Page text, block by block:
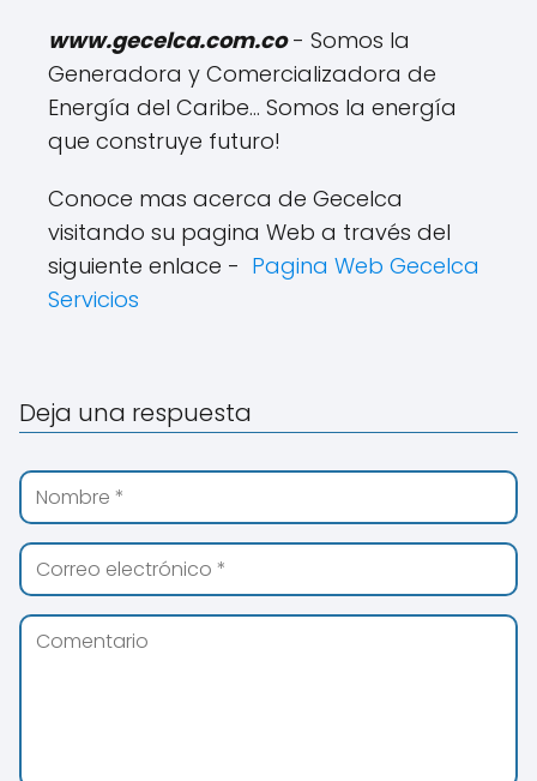
www.gecelca.com.co- Somos la
Generadora y Comercializadora de
Energía del Caribe... Somos la energía
que construye futuro!
Conoce mas acerca de Gecelca
visitando su pagina Web a través del
siguiente enlace - Pagina Web Gecelca
Servicios
Deja una respuesta